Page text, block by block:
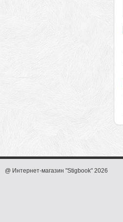
@ Интернет-магазин "Stigbook" 2026